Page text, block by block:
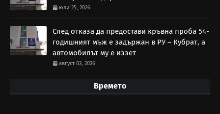
юли 25, 2026
След отказа да предостави кръвна проба 54-
годишният мъж е задържан в РУ – Кубрат, а
автомобилът му е иззет
август 03, 2026
Времето